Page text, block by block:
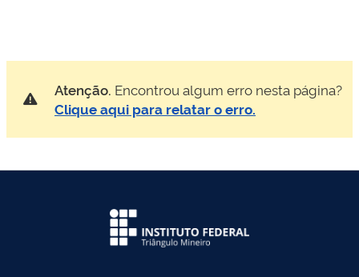
Atenção. Encontrou algum erro nesta página?
Clique aqui para relatar o erro.